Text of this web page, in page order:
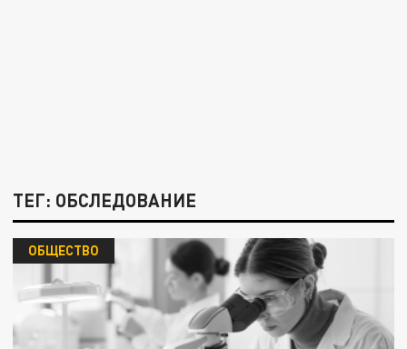
ТЕГ: ОБСЛЕДОВАНИЕ
ОБЩЕСТВО